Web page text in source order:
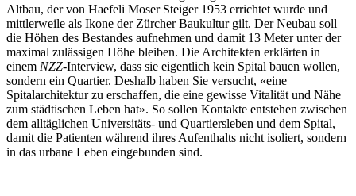
Altbau, der von Haefeli Moser Steiger 1953 errichtet wurde und
mittlerweile als Ikone der Zürcher Baukultur gilt. Der Neubau soll
die Höhen des Bestandes aufnehmen und damit 13 Meter unter der
maximal zulässigen Höhe bleiben. Die Architekten erklärten in
einem NZZ-Interview, dass sie eigentlich kein Spital bauen wollen,
sondern ein Quartier. Deshalb haben Sie versucht, «eine
Spitalarchitektur zu erschaffen, die eine gewisse Vitalität und Nähe
zum städtischen Leben hat». So sollen Kontakte entstehen zwischen
dem alltäglichen Universitäts- und Quartiersleben und dem Spital,
damit die Patienten während ihres Aufenthalts nicht isoliert, sondern
in das urbane Leben eingebunden sind.